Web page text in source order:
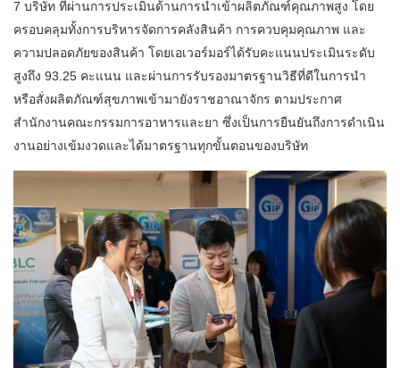
7 บริษัท ที่ผ่านการประเมินด้านการนำเข้าผลิตภัณฑ์คุณภาพสูง โดย
ครอบคลุมทั้งการบริหารจัดการคลังสินค้า การควบคุมคุณภาพ และ
ความปลอดภัยของสินค้า โดยเอเวอร์มอร์ได้รับคะแนนประเมินระดับ
สูงถึง 93.25 คะแนน และผ่านการรับรองมาตรฐานวิธีที่ดีในการนำ
หรือสั่งผลิตภัณฑ์สุขภาพเข้ามายังราชอาณาจักร ตามประกาศ
สำนักงานคณะกรรมการอาหารและยา ซึ่งเป็นการยืนยันถึงการดำเนิน
งานอย่างเข้มงวดและได้มาตรฐานทุกขั้นตอนของบริษัท